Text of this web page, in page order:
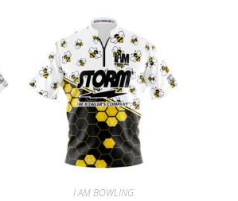
I AM BOWLING